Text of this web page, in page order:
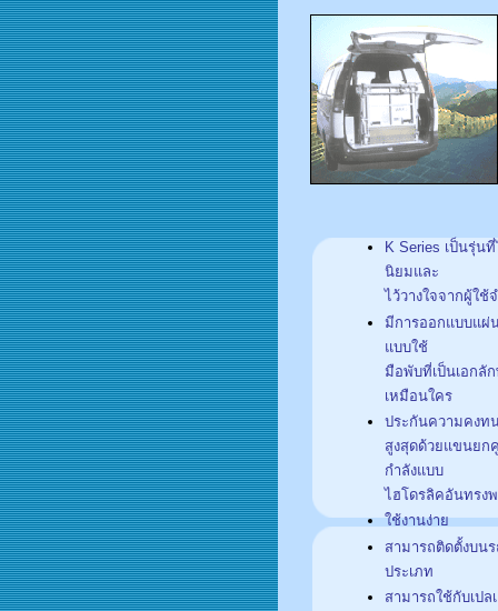
K Series เป็นรุ่น
นิยมและ
ไว้วางใจจากผู้ใช้
มีการออกแบบแผ่
แบบใช้
มือพับที่เป็นเอกลั
เหมือนใคร
ประกันความคงท
สูงสุดด้วยแขนยก
กำลังแบบ
ไฮโดรลิคอันทรง
ใช้งานง่าย
สามารถติดตั้งบน
ประเภท
สามารถใช้กับเปล